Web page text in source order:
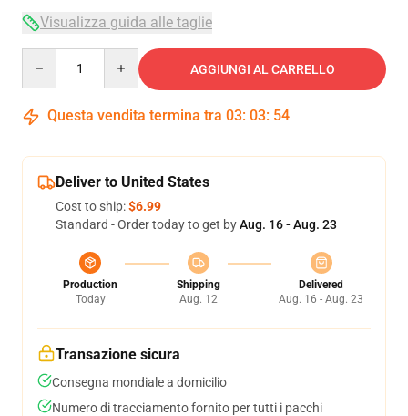
Visualizza guida alle taglie
AGGIUNGI AL CARRELLO
Questa vendita termina tra 03: 03: 54
Deliver to United States
Cost to ship:$6.99
Standard - Order today to get byAug. 16 - Aug. 23
Production
Today
Shipping
Aug. 12
Delivered
Aug. 16 - Aug. 23
Transazione sicura
Consegna mondiale a domicilio
Numero di tracciamento fornito per tutti i pacchi